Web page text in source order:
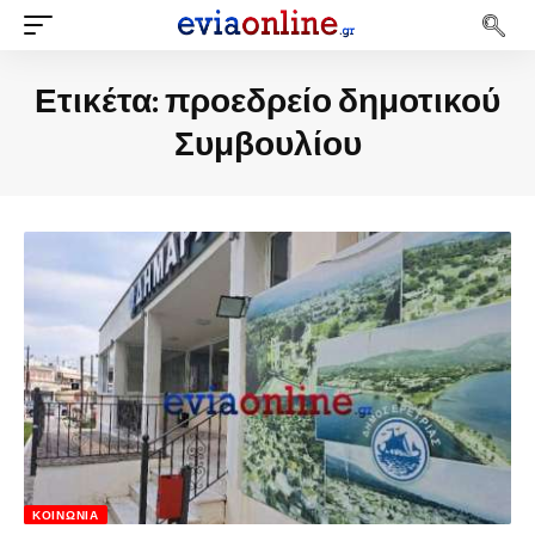
Ετικέτα:προεδρείο δημοτικού
Συμβουλίου
ΚΟΙΝΩΝΊΑ